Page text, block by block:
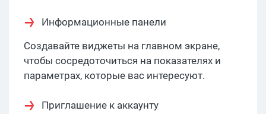
Информационные панели
Создавайте виджеты на главном экране,
чтобы сосредоточиться на показателях и
параметрах, которые вас интересуют.
Приглашение к аккаунту